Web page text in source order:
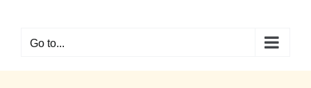
contentGo to...